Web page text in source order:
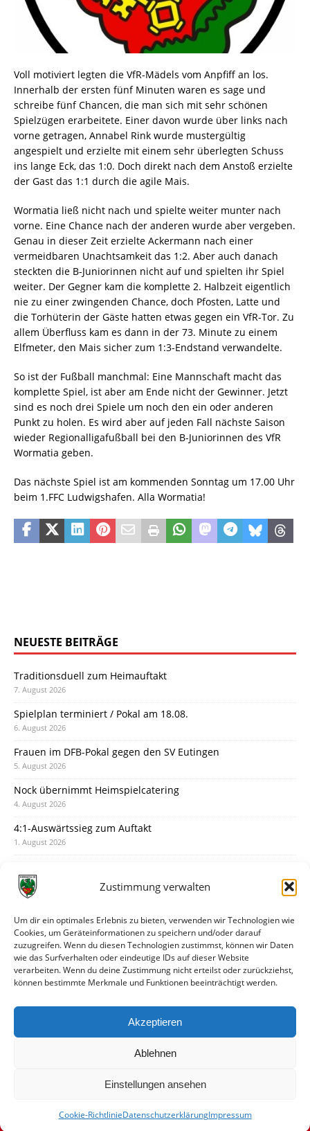
Zustimmung verwalten
Um dir ein optimales Erlebnis zu bieten, verwenden wir Technologien wie
Cookies, um Geräteinformationen zu speichern und/oder darauf
zuzugreifen. Wenn du diesen Technologien zustimmst, können wir Daten
wie das Surfverhalten oder eindeutige IDs auf dieser Website
verarbeiten. Wenn du deine Zustimmung nicht erteilst oder zurückziehst,
können bestimmte Merkmale und Funktionen beeinträchtigt werden.
Akzeptieren
Ablehnen
Einstellungen ansehen
Cookie-RichtlinieDatenschutzerklärungImpressum
Voll motiviert legten die VfR-Mädels vom Anpfiff an los.
Innerhalb der ersten fünf Minuten waren es sage und
schreibe fünf Chancen, die man sich mit sehr schönen
Spielzügen erarbeitete. Einer davon wurde über links nach
vorne getragen, Annabel Rink wurde mustergültig
angespielt und erzielte mit einem sehr überlegten Schuss
ins lange Eck, das 1:0. Doch direkt nach dem Anstoß erzielte
der Gast das 1:1 durch die agile Mais.
Wormatia ließ nicht nach und spielte weiter munter nach
vorne. Eine Chance nach der anderen wurde aber vergeben.
Genau in dieser Zeit erzielte Ackermann nach einer
vermeidbaren Unachtsamkeit das 1:2. Aber auch danach
steckten die B-Juniorinnen nicht auf und spielten ihr Spiel
weiter. Der Gegner kam die komplette 2. Halbzeit eigentlich
nie zu einer zwingenden Chance, doch Pfosten, Latte und
die Torhüterin der Gäste hatten etwas gegen ein VfR-Tor. Zu
allem Überfluss kam es dann in der 73. Minute zu einem
Elfmeter, den Mais sicher zum 1:3-Endstand verwandelte.
So ist der Fußball manchmal: Eine Mannschaft macht das
komplette Spiel, ist aber am Ende nicht der Gewinner. Jetzt
sind es noch drei Spiele um noch den ein oder anderen
Punkt zu holen. Es wird aber auf jeden Fall nächste Saison
wieder Regionalligafußball bei den B-Juniorinnen des VfR
Wormatia geben.
Das nächste Spiel ist am kommenden Sonntag um 17.00 Uhr
beim 1.FFC Ludwigshafen. Alla Wormatia!
NEUESTE BEITRÄGE
Traditionsduell zum Heimauftakt
7. August 2026
Spielplan terminiert / Pokal am 18.08.
6. August 2026
Frauen im DFB-Pokal gegen den SV Eutingen
5. August 2026
Nock übernimmt Heimspielcatering
4. August 2026
4:1-Auswärtssieg zum Auftakt
1. August 2026
31. Juli 2026
30. Juli 2026
Deine Spielminute: 89+1
28. Juli 2026
Neuer Rückensponsor
Neue Podcast-Folge: So tickt Björn!
27. Juli 2026
© VfR Wormatia Worms